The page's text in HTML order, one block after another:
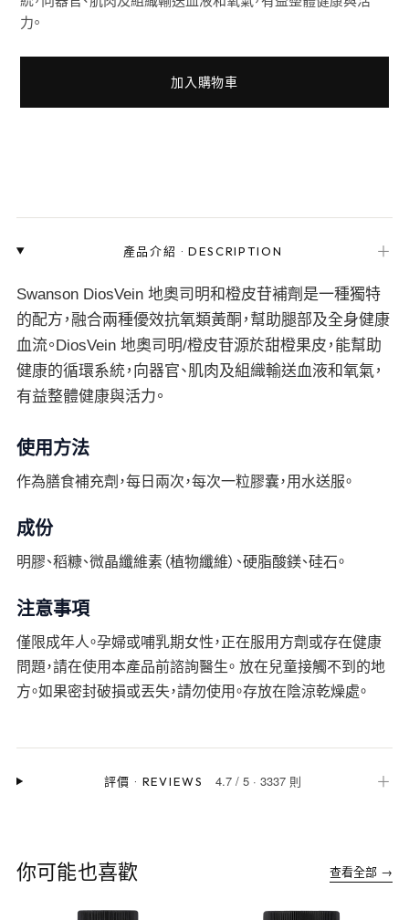
力。
加入購物車
產品介紹 ·DESCRIPTION ＋
Swanson DiosVein 地奧司明和橙皮苷補劑是一種獨特
的配方，融合兩種優效抗氧類黃酮，幫助腿部及全身健康
血流。DiosVein 地奧司明/橙皮苷源於甜橙果皮，能幫助
健康的循環系統，向器官、肌肉及組織輸送血液和氧氣，
有益整體健康與活力。
使用方法
作為膳食補充劑，每日兩次，每次一粒膠囊，用水送服。
成份
明膠、稻糠、微晶纖維素（植物纖維）、硬脂酸鎂、硅石。
注意事項
僅限成年人。孕婦或哺乳期女性，正在服用方劑或存在健康
問題，請在使用本產品前諮詢醫生。 放在兒童接觸不到的地
方。如果密封破損或丟失，請勿使用。存放在陰涼乾燥處。
評價 · REVIEWS 4.7 /5 ·3337 則 ＋
你可能也喜歡 查看全部 →